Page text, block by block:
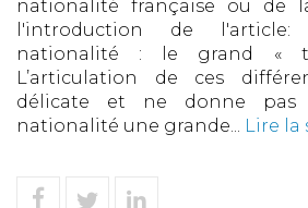
nationalité française ou de
l'introduction de l'article:
nationalité : le grand «
L’articulation de ces
délicate et ne donne
nationalité une grande... Lire la